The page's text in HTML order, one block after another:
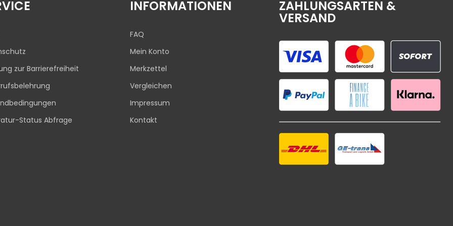
zur Barrierefreiheit
Status Abfrage
INFORMATIONEN
FAQ
Mein Konto
Merkzettel
Vergleichen
Impressum
Kontakt
ZAHLUNGSARTEN &
VERSAND